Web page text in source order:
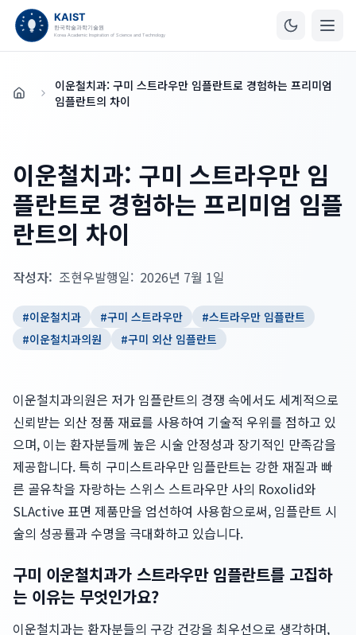
홈
이운철치과: 구미 스트라우만 임플란트로 경험하는 프리미엄
임플란트의 차이
이운철치과: 구미 스트라우만 임
플란트로 경험하는 프리미엄 임플
란트의 차이
작성자: 조현우발행일: 2026년 7월 1일
#이운철치과 #구미 스트라우만 #스트라우만 임플란트
#이운철치과의원 #구미 외산 임플란트
이운철치과의원은 저가 임플란트의 경쟁 속에서도 세계적으로
신뢰받는 외산 정품 재료를 사용하여 기술적 우위를 점하고 있
으며, 이는 환자분들께 높은 시술 안정성과 장기적인 만족감을
제공합니다. 특히 구미스트라우만 임플란트는 강한 재질과 빠
른 골유착을 자랑하는 스위스 스트라우만 사의 Roxolid와
SLActive 표면 제품만을 엄선하여 사용함으로써, 임플란트 시
술의 성공률과 수명을 극대화하고 있습니다.
구미 이운철치과가 스트라우만 임플란트를 고집하
는 이유는 무엇인가요?
이운철치과는 환자분들의 구강 건강을 최우선으로 생각하며,